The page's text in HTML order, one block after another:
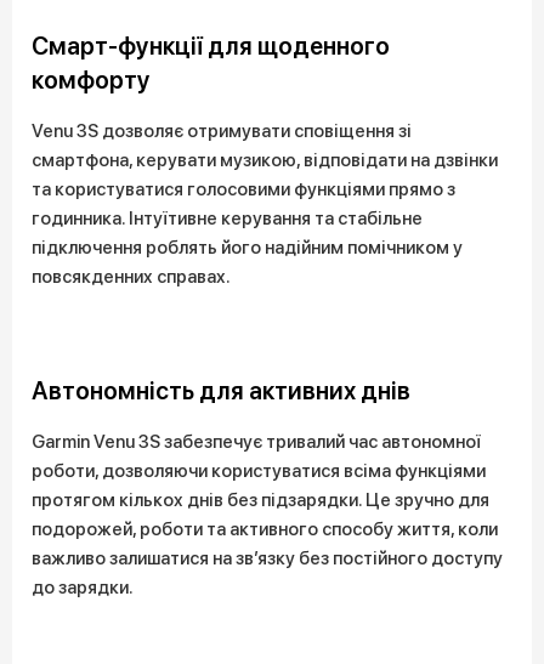
Смарт-функції для щоденного
комфорту
Venu 3S дозволяє отримувати сповіщення зі
смартфона, керувати музикою, відповідати на дзвінки
та користуватися голосовими функціями прямо з
годинника. Інтуїтивне керування та стабільне
підключення роблять його надійним помічником у
повсякденних справах.
Автономність для активних днів
Garmin Venu 3S забезпечує тривалий час автономної
роботи, дозволяючи користуватися всіма функціями
протягом кількох днів без підзарядки. Це зручно для
подорожей, роботи та активного способу життя, коли
важливо залишатися на зв’язку без постійного доступу
до зарядки.